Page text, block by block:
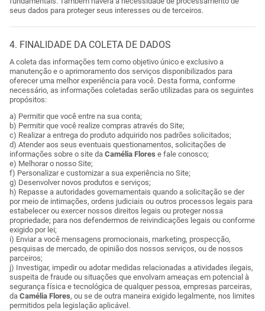
seus dados para proteger seus interesses ou de terceiros.
4. FINALIDADE DA COLETA DE DADOS
A coleta das informações tem como objetivo único e exclusivo a
manutenção e o aprimoramento dos serviços disponibilizados para
oferecer uma melhor experiência para você. Desta forma, conforme
necessário, as informações coletadas serão utilizadas para os seguintes
propósitos:
a) Permitir que você entre na sua conta;
b) Permitir que você realize compras através do Site;
c) Realizar a entrega do produto adquirido nos padrões solicitados;
d) Atender aos seus eventuais questionamentos, solicitações de
informações sobre o site da Camélia Flores e fale conosco;
e) Melhorar o nosso Site;
f) Personalizar e customizar a sua experiência no Site;
g) Desenvolver novos produtos e serviços;
h) Repasse a autoridades governamentais quando a solicitação se der
por meio de intimações, ordens judiciais ou outros processos legais para
estabelecer ou exercer nossos direitos legais ou proteger nossa
propriedade; para nos defendermos de reivindicações legais ou conforme
exigido por lei;
i) Enviar a você mensagens promocionais, marketing, prospecção,
pesquisas de mercado, de opinião dos nossos serviços, ou de nossos
parceiros;
j) Investigar, impedir ou adotar medidas relacionadas a atividades ilegais,
suspeita de fraude ou situações que envolvam ameaças em potencial à
segurança física e tecnológica de qualquer pessoa, empresas parceiras,
da Camélia Flores, ou se de outra maneira exigido legalmente, nos limites
permitidos pela legislação aplicável.